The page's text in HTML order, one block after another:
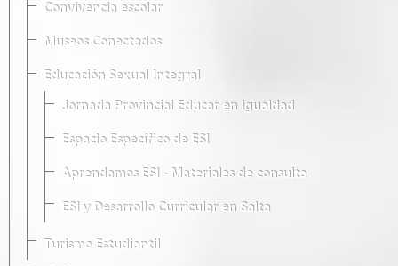
Convivencia escolar
Museos Conectados
Educación Sexual Integral
Jornada Provincial Educar en Igualdad
Espacio Específico de ESI
Aprendamos ESI - Materiales de consulta
ESI y Desarrollo Curricular en Salta
Turismo Estudiantil